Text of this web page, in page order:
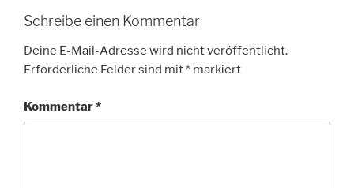
Schreibe einen Kommentar
Deine E-Mail-Adresse wird nicht veröffentlicht.
Erforderliche Felder sind mit* markiert
Kommentar*